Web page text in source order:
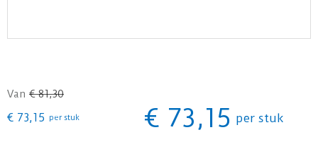
Van € 81,30
€ 73,15 per stuk € 73,15 per stuk